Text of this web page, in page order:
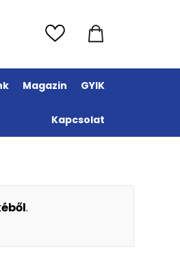
Magazin GYIK
Kapcsolat
.